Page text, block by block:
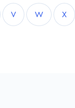
V W X